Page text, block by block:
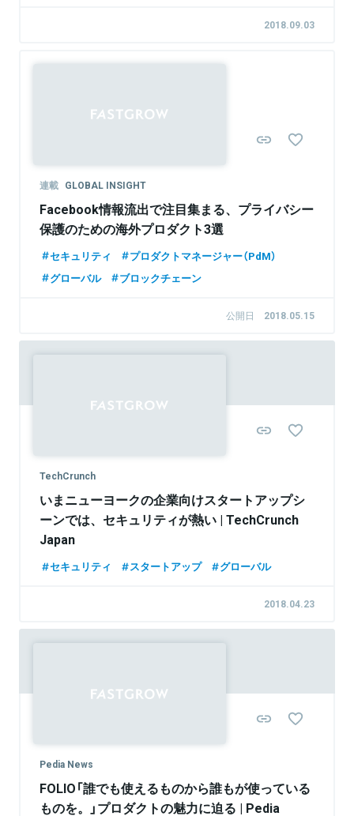
2018.09.03
連載 GLOBAL INSIGHT
Facebook情報流出で注目集まる、プライバシー
保護のための海外プロダクト3選
セキュリティ
プロダクトマネージャー（PdM）
グローバル
ブロックチェーン
公開日 2018.05.15
TechCrunch
いまニューヨークの企業向けスタートアップシ
ーンでは、セキュリティが熱い | TechCrunch
Japan
セキュリティ スタートアップ グローバル
2018.04.23
Pedia News
FOLIO「誰でも使えるものから誰もが使っている
ものを。」プロダクトの魅力に迫る | Pedia